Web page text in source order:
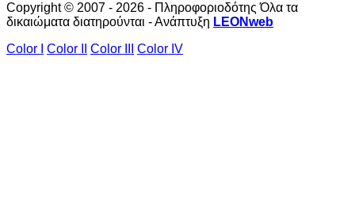
Copyright © 2007 - 2026 - Πληροφοριοδότης Όλα τα
δικαιώματα διατηρούνται - Ανάπτυξη LEONweb
Color I
Color II Color III Color IV